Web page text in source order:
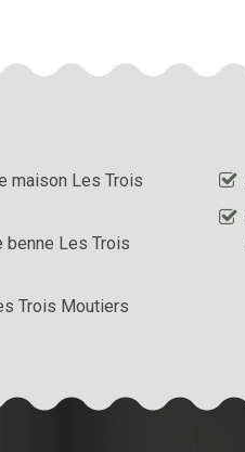
maison Les Trois
benne Les Trois
Trois Moutiers